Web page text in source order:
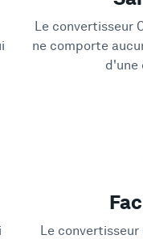
Le convertisseur
ne comporte
d'une
Le